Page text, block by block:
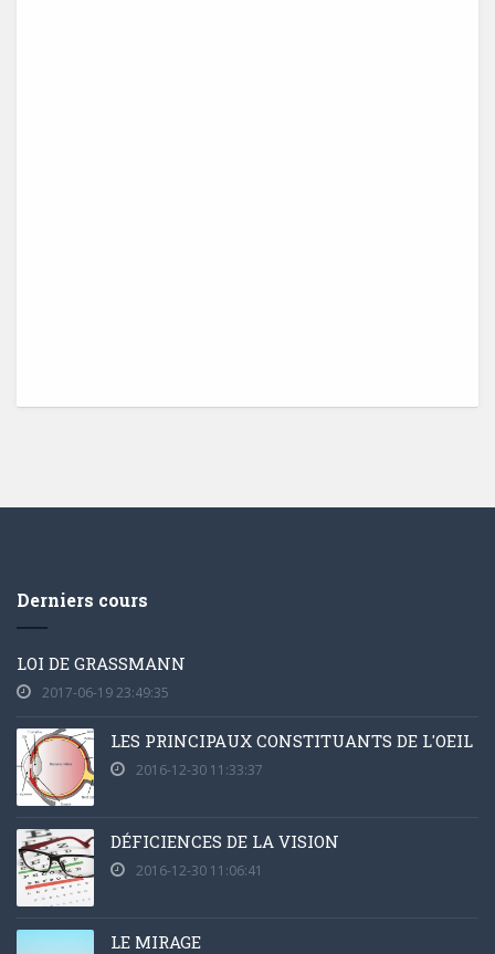
Derniers cours
LOI DE GRASSMANN
2017-06-19 23:49:35
LES PRINCIPAUX CONSTITUANTS DE L'OEIL
2016-12-30 11:33:37
DÉFICIENCES DE LA VISION
2016-12-30 11:06:41
LE MIRAGE